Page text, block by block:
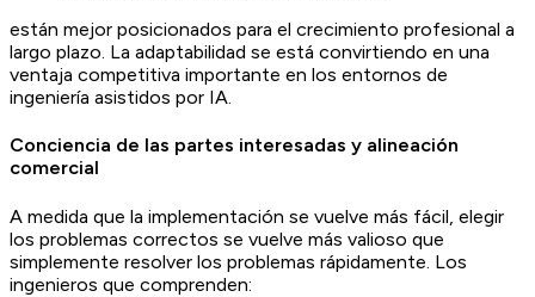
están mejor posicionados para el crecimiento profesional a
largo plazo. La adaptabilidad se está convirtiendo en una
ventaja competitiva importante en los entornos de
ingeniería asistidos por IA.
Conciencia de las partes interesadas y alineación
comercial
A medida que la implementación se vuelve más fácil, elegir
los problemas correctos se vuelve más valioso que
simplemente resolver los problemas rápidamente. Los
ingenieros que comprenden: